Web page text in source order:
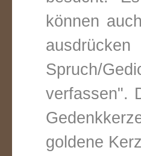
können
Spruch/
verfassen".
goldene